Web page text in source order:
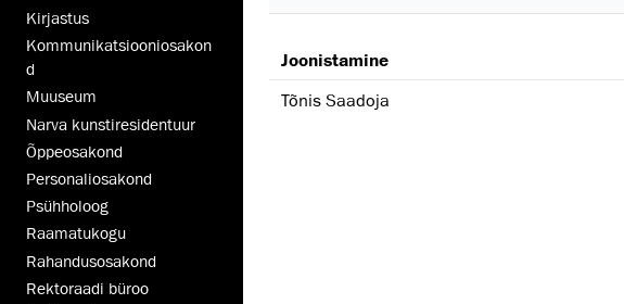
Kirjastus
Kommunikatsiooniosakon
d
Muuseum
Narva kunstiresidentuur
Õppeosakond
Personaliosakond
Psühholoog
Raamatukogu
Rahandusosakond
Rektoraadi büroo
Joonistamine
Tõnis Saadoja